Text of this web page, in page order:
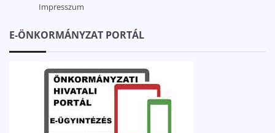
Impresszum
E-ÖNKORMÁNYZAT PORTÁL